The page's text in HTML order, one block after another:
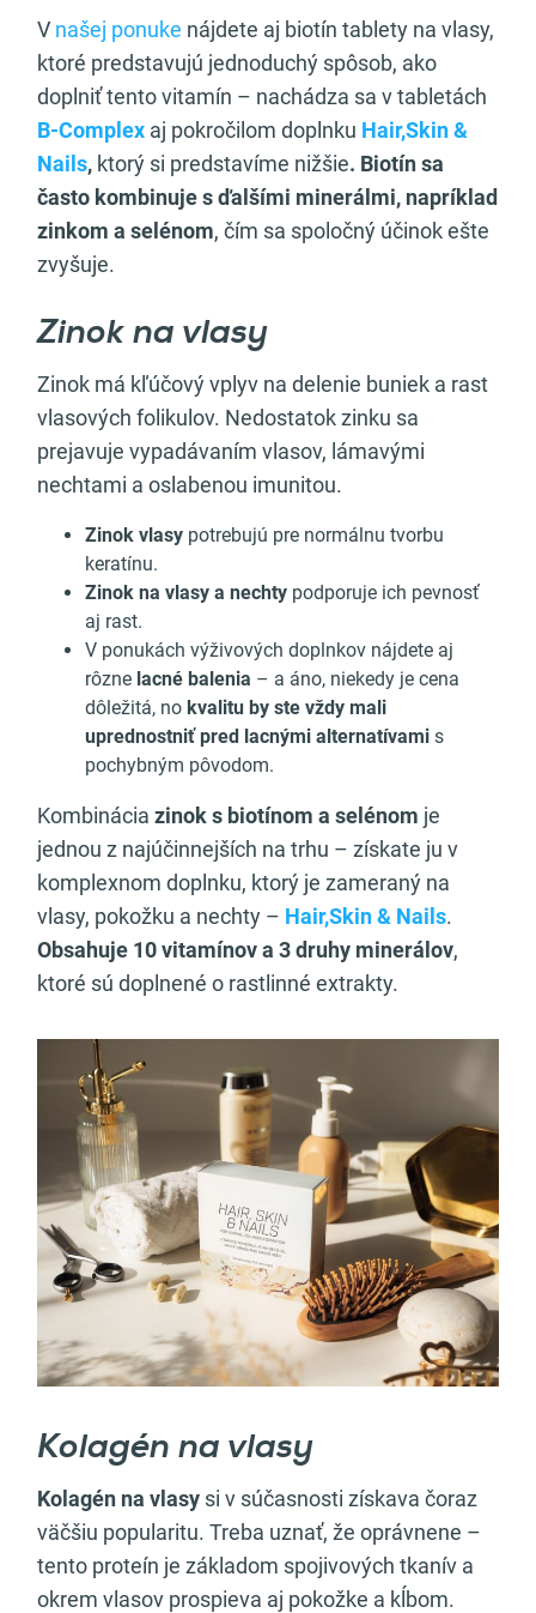
V našej ponuke nájdete aj biotín tablety na vlasy,
ktoré predstavujú jednoduchý spôsob, ako
doplniť tento vitamín – nachádza sa v tabletách
B-Complex aj pokročilom doplnku Hair,Skin &
Nails, ktorý si predstavíme nižšie. Biotín sa
často kombinuje s ďalšími minerálmi, napríklad
zinkom a selénom, čím sa spoločný účinok ešte
zvyšuje.
Zinok na vlasy
Zinok má kľúčový vplyv na delenie buniek a rast
vlasových folikulov. Nedostatok zinku sa
prejavuje vypadávaním vlasov, lámavými
nechtami a oslabenou imunitou.
Zinok vlasy potrebujú pre normálnu tvorbu
keratínu.
Zinok na vlasy a nechty podporuje ich pevnosť
aj rast.
V ponukách výživových doplnkov nájdete aj
rôzne lacné balenia – a áno, niekedy je cena
dôležitá, no kvalitu by ste vždy mali
uprednostniť pred lacnými alternatívami s
pochybným pôvodom.
Kombinácia zinok s biotínom a selénom je
jednou z najúčinnejších na trhu – získate ju v
komplexnom doplnku, ktorý je zameraný na
vlasy, pokožku a nechty – Hair,Skin & Nails.
Obsahuje 10 vitamínov a 3 druhy minerálov,
ktoré sú doplnené o rastlinné extrakty.
Kolagén na vlasy
Kolagén na vlasy si v súčasnosti získava čoraz
väčšiu popularitu. Treba uznať, že oprávnene –
tento proteín je základom spojivových tkanív a
okrem vlasov prospieva aj pokožke a kĺbom.